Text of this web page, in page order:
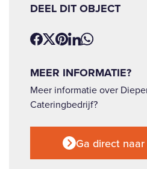
DEEL DIT OBJECT
MEER INFORMATIE?
Meer informatie over
Cateringbedrijf?
Ga direct